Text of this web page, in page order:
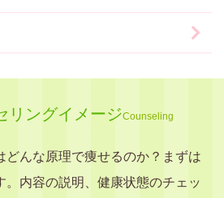
リングイメージCounseling
どんな原理で痩せるのか？まずは
。内容の説明、健康状態のチェッ